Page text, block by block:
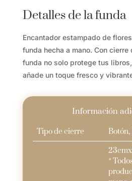
Detalles de la funda
Encantador estampado de
funda hecha a mano. Con
funda no solo protege tus
añade un toque fresco y
Información
Tipo de cierre
Botón,
*